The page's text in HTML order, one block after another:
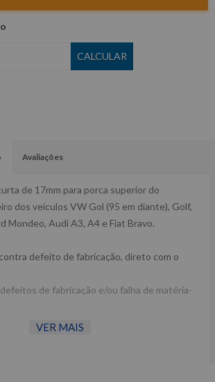
Avaliações
de 17mm para porca superior do
dos veículos VW Gol (95 em diante), Golf,
Mondeo, Audi A3, A4 e Fiat Bravo.
defeito de fabricação, direto com o
de fabricação e/ou falha de matéria-
VER MAIS